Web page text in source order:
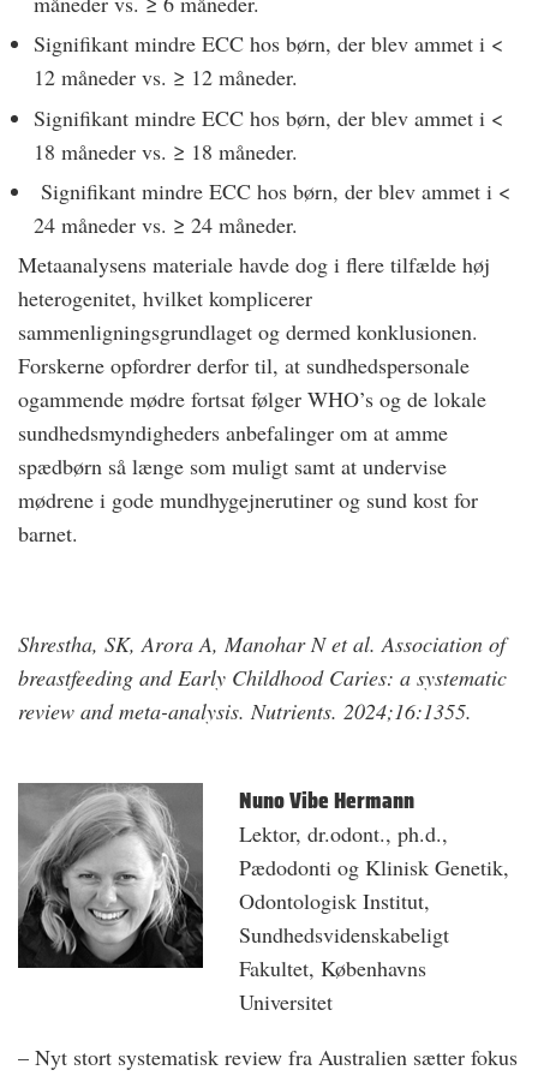
Signifikant mindre ECC hos børn, der blev ammet i <
12 måneder vs. ≥ 12 måneder.
Signifikant mindre ECC hos børn, der blev ammet i <
18 måneder vs. ≥ 18 måneder.
Signifikant mindre ECC hos børn, der blev ammet i <
24 måneder vs. ≥ 24 måneder.
Metaanalysens materiale havde dog i flere tilfælde høj
heterogenitet, hvilket komplicerer
sammenligningsgrundlaget og dermed konklusionen.
Forskerne opfordrer derfor til, at sundhedspersonale
ogammende mødre fortsat følger WHO’s og de lokale
sundhedsmyndigheders anbefalinger om at amme
spædbørn så længe som muligt samt at undervise
mødrene i gode mundhygejnerutiner og sund kost for
barnet.
Shrestha, SK, Arora A, Manohar N et al. Association of
breastfeeding and Early Childhood Caries: a systematic
review and meta-analysis. Nutrients. 2024;16:1355.
Nuno Vibe Hermann
Lektor, dr.odont., ph.d.,
Pædodonti og Klinisk Genetik,
Odontologisk Institut,
Sundhedsvidenskabeligt
Fakultet, Københavns
Universitet
– Nyt stort systematisk review fra Australien sætter fokus